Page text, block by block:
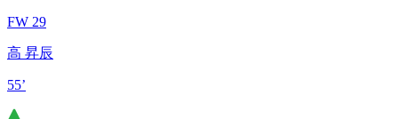
FW 29
高 昇辰
55’